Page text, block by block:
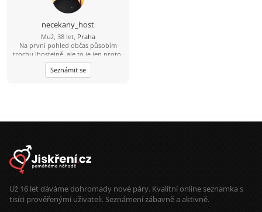
necekany_host
Muž, 38 let, Praha
Na první pohled občas působím
trochu lhostejně, ale to je jen proto,
že svět raději tiše vnímám, než abych
měl potřebu ho neustále
komentovat. Pokud se se mnou
Seznámit se
Už 16 let dáváme dohromady nové páry. Kvalitní online seznamka s
tisíci prověřenými uživateli. Seznámení zábavně a aktivně.